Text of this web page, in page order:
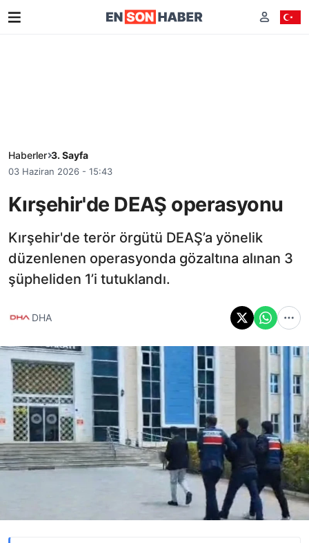
Haberler 3. Sayfa
03 Haziran 2026 - 15:43
Kırşehir'de DEAŞ operasyonu
Kırşehir'de terör örgütü DEAŞ’a yönelik
düzenlenen operasyonda gözaltına alınan 3
şüpheliden 1’i tutuklandı.
DHA